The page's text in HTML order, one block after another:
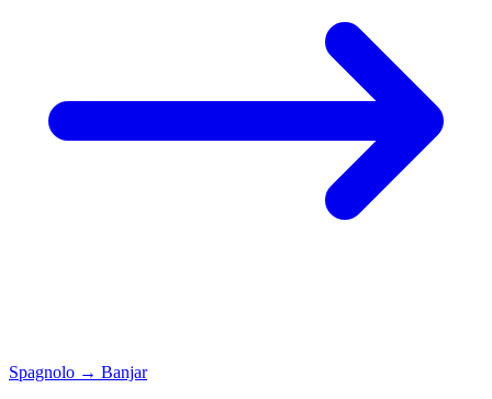
Spagnolo → Banjar